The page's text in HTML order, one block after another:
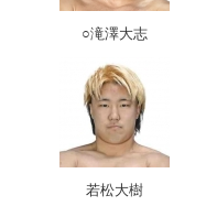
○滝澤大志
若松大樹